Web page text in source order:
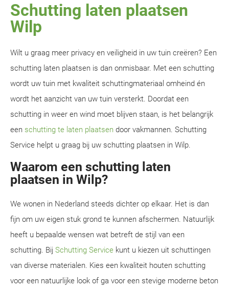
Schutting laten plaatsen
Wilp
Wilt u graag meer privacy en veiligheid in uw tuin creëren? Een
schutting laten plaatsen is dan onmisbaar. Met een schutting
wordt uw tuin met kwaliteit schuttingmateriaal omheind én
wordt het aanzicht van uw tuin versterkt. Doordat een
schutting in weer en wind moet blijven staan, is het belangrijk
een schutting te laten plaatsen door vakmannen. Schutting
Service helpt u graag bij uw schutting plaatsen in Wilp.
Waarom een schutting laten
plaatsen in Wilp?
We wonen in Nederland steeds dichter op elkaar. Het is dan
fijn om uw eigen stuk grond te kunnen afschermen. Natuurlijk
heeft u bepaalde wensen wat betreft de stijl van een
schutting. Bij Schutting Service kunt u kiezen uit schuttingen
van diverse materialen. Kies een kwaliteit houten schutting
voor een natuurlijke look of ga voor een stevige moderne beton